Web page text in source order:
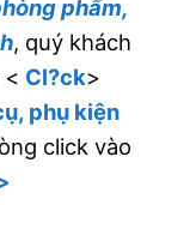
phẩm,
, quý khách
< Cl?ck>
phụ kiện
click vào